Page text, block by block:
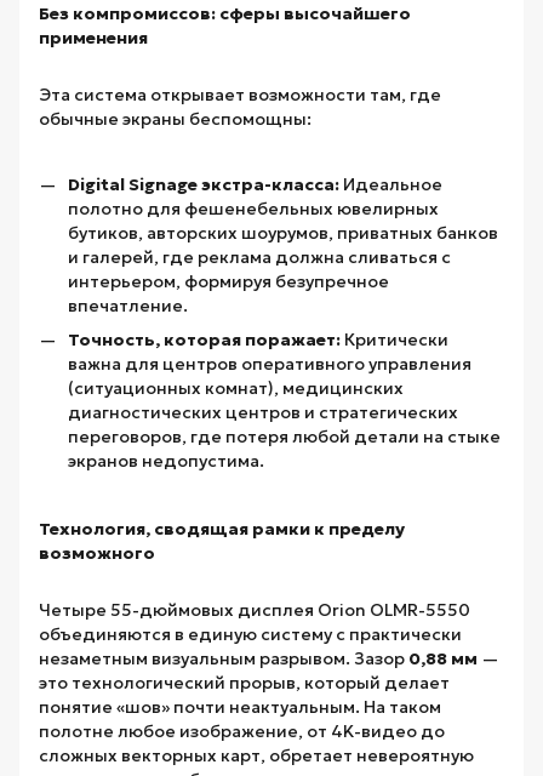
Без компромиссов: сферы высочайшего
применения
Эта система открывает возможности там, где
обычные экраны беспомощны:
Digital Signage экстра-класса: Идеальное
полотно для фешенебельных ювелирных
бутиков, авторских шоурумов, приватных банков
и галерей, где реклама должна сливаться с
интерьером, формируя безупречное
впечатление.
Точность, которая поражает: Критически
важна для центров оперативного управления
(ситуационных комнат), медицинских
диагностических центров и стратегических
переговоров, где потеря любой детали на стыке
экранов недопустима.
Технология, сводящая рамки к пределу
возможного
Четыре 55-дюймовых дисплея Orion OLMR-5550
объединяются в единую систему с практически
незаметным визуальным разрывом. Зазор 0,88 мм —
это технологический прорыв, который делает
понятие «шов» почти неактуальным. На таком
полотне любое изображение, от 4K-видео до
сложных векторных карт, обретает невероятную